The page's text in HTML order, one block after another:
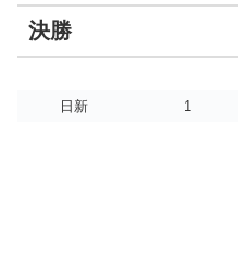
決勝
日新 1